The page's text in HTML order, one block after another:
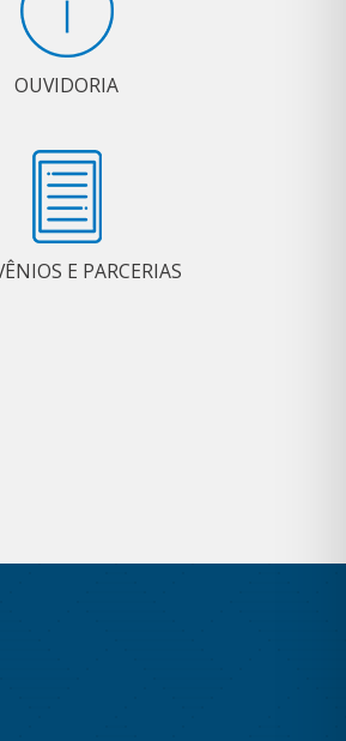
OUVIDORIA
E PARCERIAS